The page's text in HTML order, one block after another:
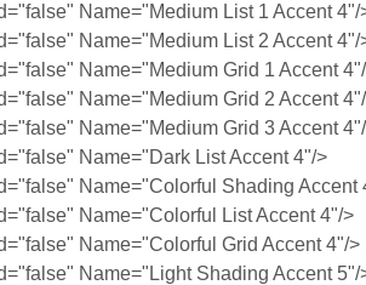
Name="Medium List 1 Accent 4"/
Name="Medium List 2 Accent 4"/
Name="Medium Grid 1 Accent
Name="Medium Grid 2 Accent
Name="Medium Grid 3 Accent
Name="Dark List Accent 4"/>
Name="Colorful Shading Accent
Name="Colorful List Accent 4"/>
Name="Colorful Grid Accent 4"/>
Name="Light Shading Accent 5"/